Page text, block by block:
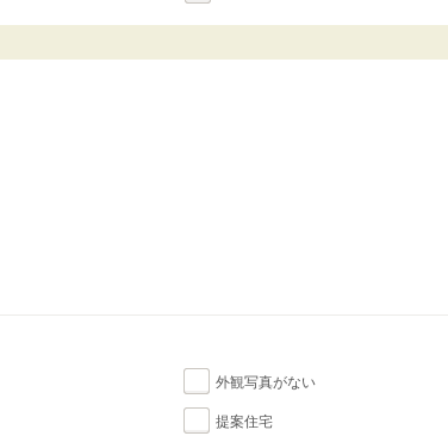
外観写真がない
提案住宅